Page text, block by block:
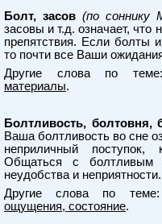
Болт, засов (по соннику
засовы и т.д. означает,
препятствия. Если болты
то почти все Ваши
Другие слова по
материалы.
Болтливость, болтовня,
Ваша болтливость во сне
неприличный
Общаться с болтливым
неудобства и неприятности.
Другие слова по
ощущения, состояние.